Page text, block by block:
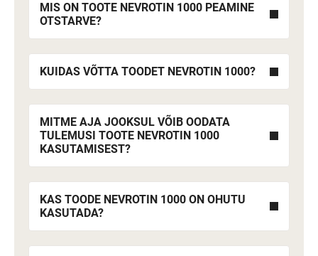
MIS ON TOOTE NEVROTIN 1000 PEAMINE
OTSTARVE?
KUIDAS VÕTTA TOODET NEVROTIN 1000?
MITME AJA JOOKSUL VÕIB OODATA
TULEMUSI TOOTE NEVROTIN 1000
KASUTAMISEST?
KAS TOODE NEVROTIN 1000 ON OHUTU
KASUTADA?